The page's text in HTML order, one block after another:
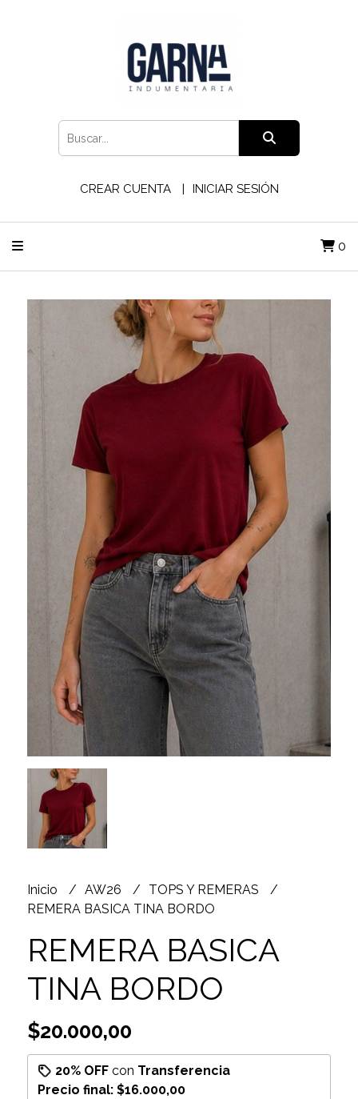
CREAR CUENTA INICIAR SESIÓN
0
Inicio AW26
TOPS Y REMERAS
REMERA BASICA TINA BORDO
REMERA BASICA
TINA BORDO
$20.000,00
20% OFFcon Transferencia
Precio final: $16.000,00